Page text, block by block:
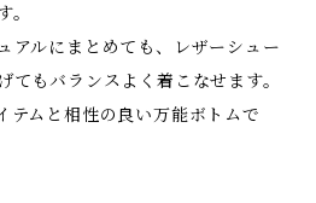
アルにまとめても、レザーシュー
てもバランスよく着こなせます。
テムと相性の良い万能ボトムで